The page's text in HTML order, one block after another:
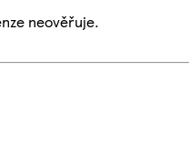
neověřuje.